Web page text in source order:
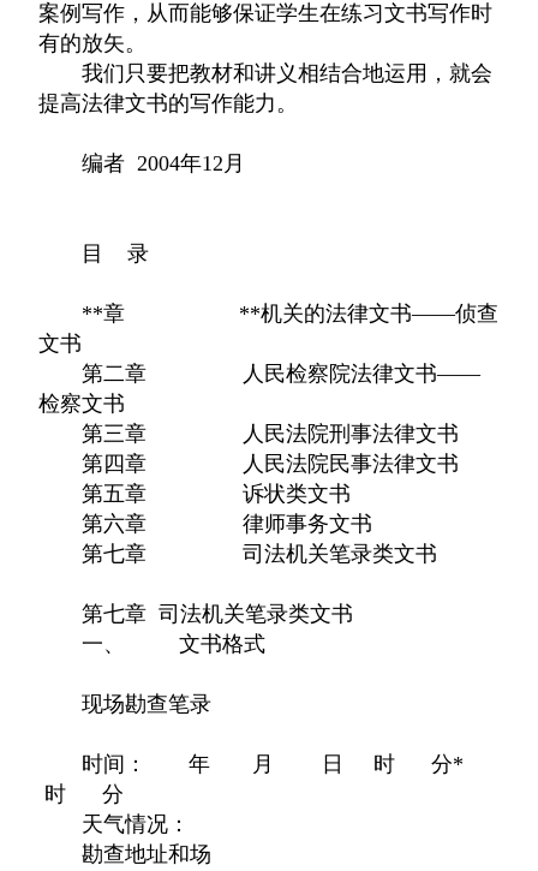
案例写作，从而能够保证学生在练习文书写作时
有的放矢。
我们只要把教材和讲义相结合地运用，就会
提高法律文书的写作能力。
编者 2004年12月
目 录
**章 **机关的法律文书——侦查
文书
第二章 人民检察院法律文书——
检察文书
第三章 人民法院刑事法律文书
第四章 人民法院民事法律文书
第五章 诉状类文书
第六章 律师事务文书
第七章 司法机关笔录类文书
第七章 司法机关笔录类文书
一、 文书格式
现场勘查笔录
时间： 年 月 日 时 分*
时 分
天气情况：
勘查地址和场